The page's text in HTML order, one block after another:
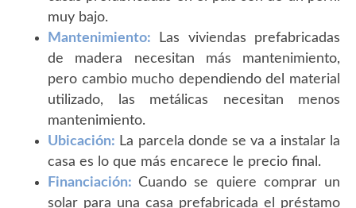
muy bajo.
Mantenimiento: Las viviendas prefabricadas
de madera necesitan más mantenimiento,
pero cambio mucho dependiendo del material
utilizado, las metálicas necesitan menos
mantenimiento.
Ubicación: La parcela donde se va a instalar la
casa es lo que más encarece le precio final.
Financiación: Cuando se quiere comprar un
solar para una casa prefabricada el préstamo